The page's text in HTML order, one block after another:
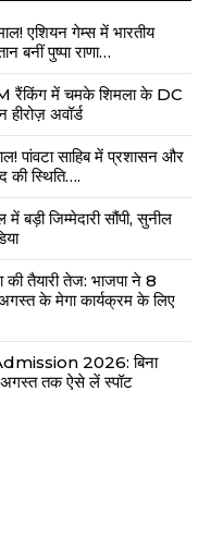
एशियन गेम्स में भारतीय
बनीं पुष्पा राणा…
रैंकिंग में चमके शिमला के DC
अवॉर्ड
पांवटा साहिब में प्रशासन और
की स्थिति….
में बड़ी जिम्मेदारी सौंपी, सुनील
की तैयारी तेज: भाजपा ने 8
के मेगा कार्यक्रम के लिए
2026: बिना
अगस्त तक ऐसे लें स्पॉट